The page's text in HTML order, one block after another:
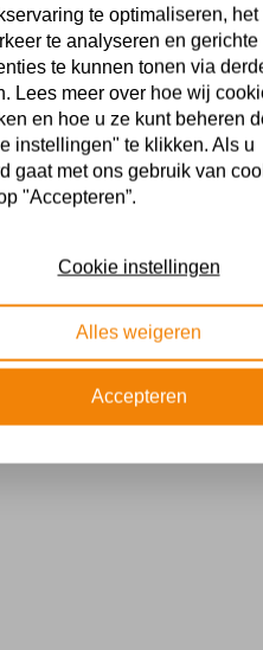
met
te optimaliseren, het
te analyseren en gerichte
te kunnen tonen via
Lees meer over hoe wij
en hoe u ze kunt beheren
instellingen" te klikken. Als u
gaat met ons gebruik van
"Accepteren”.
Cookie instellingen
Alles weigeren
Accepteren